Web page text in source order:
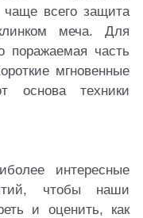
чаще всего защита
меча. Для
поражаемая часть
мгновенные
основа техники
интересные
чтобы наши
и оценить, как